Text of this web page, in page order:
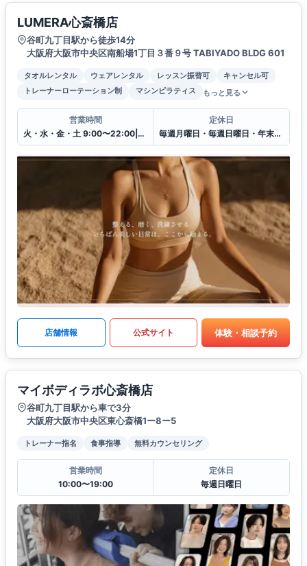
LUMERA心斎橋店
谷町九丁目駅から徒歩14分
大阪府大阪市中央区南船場1丁目３番９号 TABIYADO BLDG 601
タオルレンタル ウェアレンタル レッスン振替可
キャンセル可
トレーナーローテーション制
マシンピラティス もっと見る
営業時間
火・水・金・土 9:00〜22:00|木曜日のみ12:00〜22:00
定休日
毎週月曜日・毎週日曜日・年末年始
店舗情報 公式サイト 体験・相談予約
マイボディラボ心斎橋店
谷町九丁目駅から車で3分
大阪府大阪市中央区東心斎橋1ー8ー5
トレーナー指名 食事指導 無料カウンセリング
営業時間
10:00〜19:00
定休日
毎週日曜日